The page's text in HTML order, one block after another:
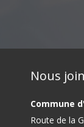
Nous
Commune
Route de la